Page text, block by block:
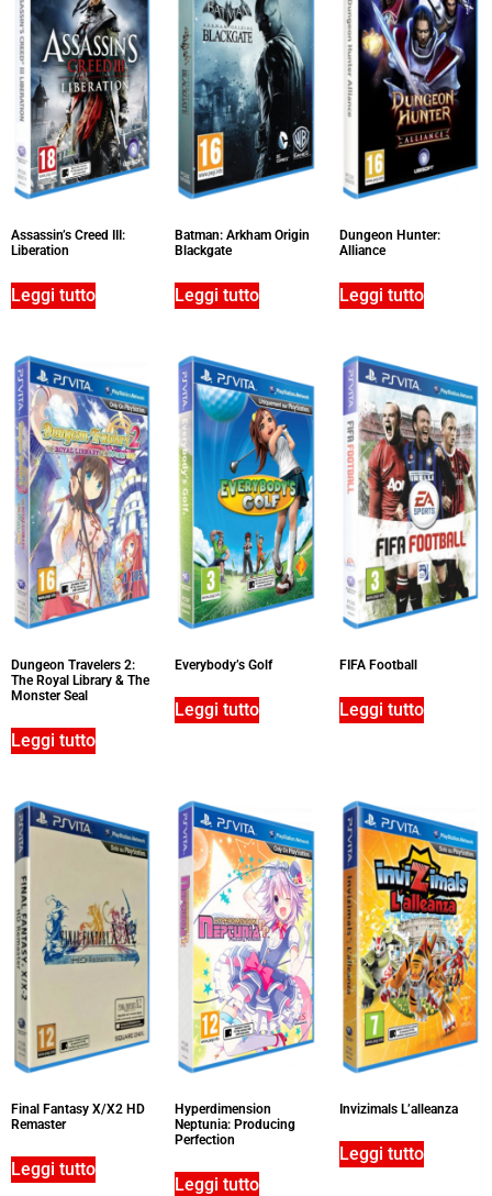
Assassin’s Creed III:
Liberation
Leggi tutto
Batman: Arkham Origin
Blackgate
Leggi tutto
Dungeon Hunter:
Alliance
Leggi tutto
Dungeon Travelers 2:
The Royal Library & The
Monster Seal
Leggi tutto
Everybody’s Golf
Leggi tutto
FIFA Football
Leggi tutto
Final Fantasy X/X2 HD
Remaster
Leggi tutto
Hyperdimension
Neptunia: Producing
Perfection
Leggi tutto
Invizimals L’alleanza
Leggi tutto